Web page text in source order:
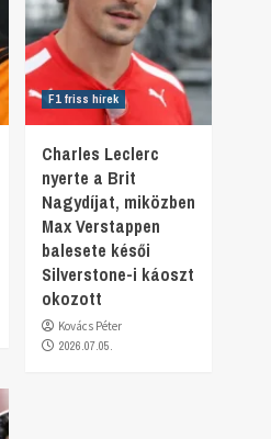
F1 friss hírek
Charles Leclerc
nyerte a Brit
Nagydíjat, miközben
Max Verstappen
balesete késői
Silverstone-i káoszt
okozott
Kovács Péter
2026.07.05.